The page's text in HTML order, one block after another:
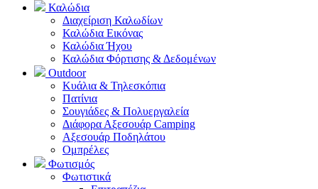
Καλώδια
Διαχείριση Καλωδίων
Καλώδια Εικόνας
Καλώδια Ήχου
Καλώδια Φόρτισης & Δεδομένων
Outdoor
Κυάλια & Τηλεσκόπια
Πατίνια
Σουγιάδες & Πολυεργαλεία
Διάφορα Αξεσουάρ Camping
Αξεσουάρ Ποδηλάτου
Ομπρέλες
Φωτισμός
Φωτιστικά